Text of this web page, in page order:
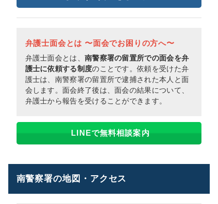
弁護士面会とは 〜面会でお困りの方へ〜
弁護士面会とは、 南警察署の留置所での面会を弁
護士に依頼する制度のことです。依頼を受けた弁
護士は、南警察署の留置所で逮捕された本人と面
会します。面会終了後は、面会の結果について、
弁護士から報告を受けることができます。
LINEで無料相談案内
南警察署の地図・アクセス